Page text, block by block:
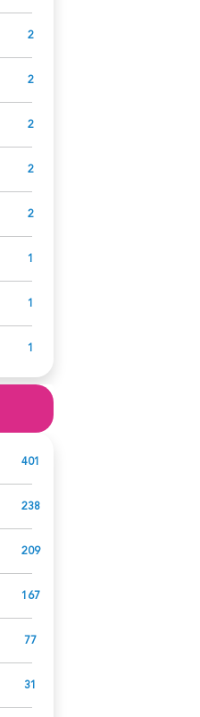
2
2
2
2
2
1
1
1
401
238
209
167
77
31